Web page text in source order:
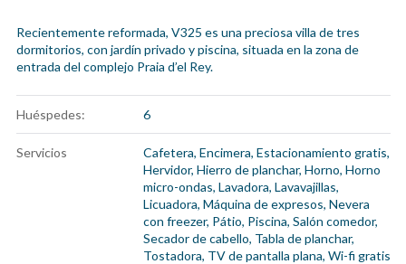
Recientemente reformada, V325 es una preciosa villa de tres
dormitorios, con jardín privado y piscina, situada en la zona de
entrada del complejo Praia d’el Rey.
Huéspedes: 6
Servicios Cafetera, Encimera, Estacionamiento gratis,
Hervidor, Hierro de planchar, Horno, Horno
micro-ondas, Lavadora, Lavavajillas,
Licuadora, Máquina de expresos, Nevera
con freezer, Pátio, Piscina, Salón comedor,
Secador de cabello, Tabla de planchar,
Tostadora, TV de pantalla plana, Wi-fi gratis